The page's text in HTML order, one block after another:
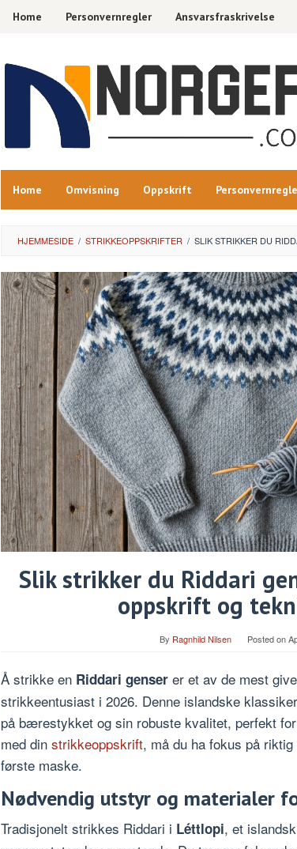
Home Personvernregler Ansvarsfraskrivelse
Home Omvisning Oppskrift
HJEMMESIDE / STRIKKEOPPSKRIFTER / SLIK STRIKKER DU
Slik strikker du Riddari
oppskrift og
By Ragnhild Nilsen Posted on
Å strikke en Riddari genser er et av de mest
strikkeentusiast i 2026. Denne islandske
på bærestykket og sin robuste kvalitet, perfekt
med din strikkeoppskrift, må du ha fokus på
første maske.
Nødvendig utstyr og materialer
Tradisjonelt strikkes Riddari i Léttlopi, et